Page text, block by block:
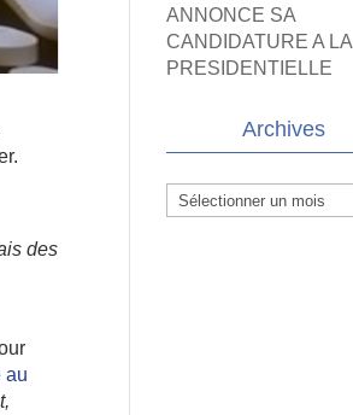
des
au
ANNONCE SA
CANDIDATURE A LA
PRESIDENTIELLE
Archives
Archives